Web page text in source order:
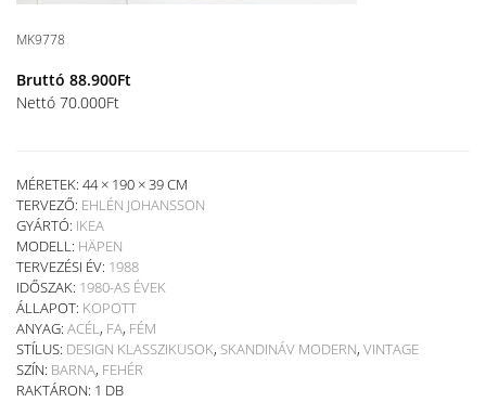
MK9778
Bruttó 88.900Ft
Nettó 70.000Ft
MÉRETEK: 44 × 190 × 39 CM
TERVEZŐ: EHLÉN JOHANSSON
GYÁRTÓ: IKEA
MODELL: HÄPEN
TERVEZÉSI ÉV: 1988
IDŐSZAK: 1980-AS ÉVEK
ÁLLAPOT: KOPOTT
ANYAG: ACÉL, FA, FÉM
STÍLUS: DESIGN KLASSZIKUSOK, SKANDINÁV MODERN, VINTAGE
SZÍN: BARNA, FEHÉR
RAKTÁRON: 1 DB